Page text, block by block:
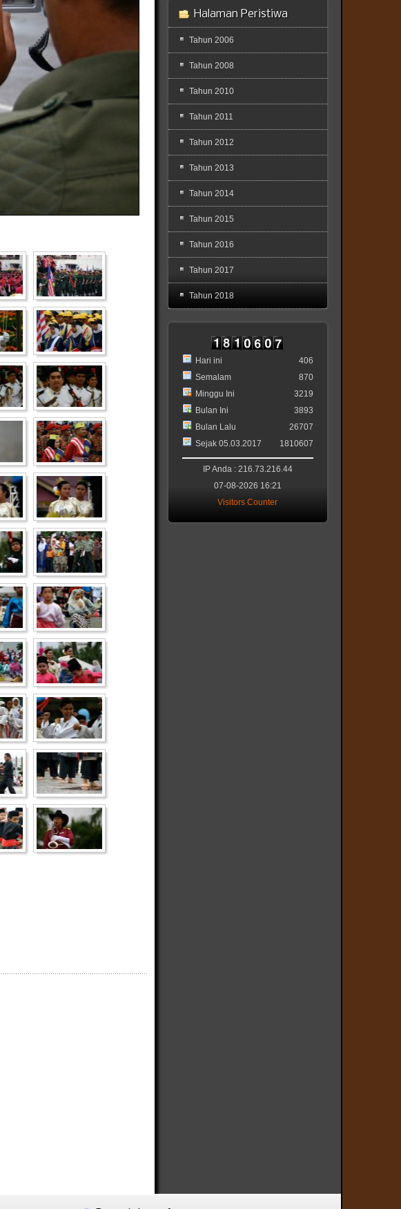
Halaman Peristiwa
Tahun 2006
Tahun 2008
Tahun 2010
Tahun 2011
Tahun 2012
Tahun 2013
Tahun 2014
Tahun 2015
Tahun 2016
Tahun 2017
Tahun 2018
Hari ini
Semalam
Minggu Ini
Bulan Ini
Bulan Lalu
Sejak 05.03.2017
406
870
3219
3893
26707
1810607
IP Anda : 216.73.216.44
07-08-2026 16:21
Visitors Counter